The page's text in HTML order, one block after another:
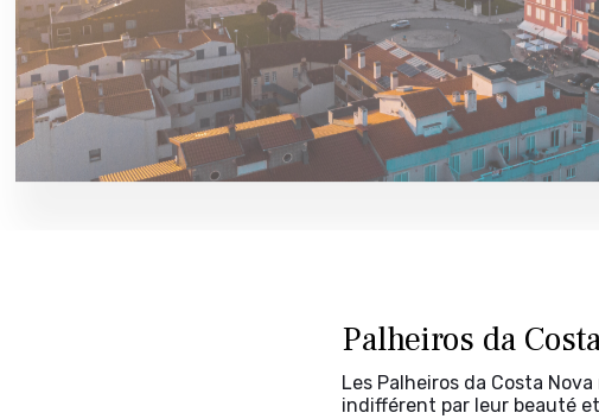
Palheiros da
Les Palheiros da Costa
indifférent par leur beauté